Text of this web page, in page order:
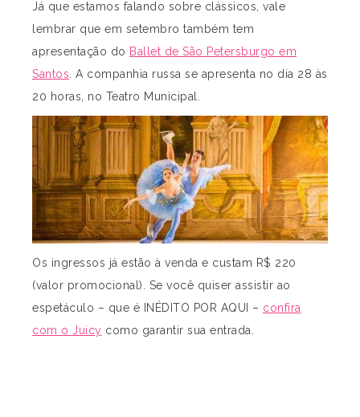
Já que estamos falando sobre clássicos, vale
lembrar que em setembro também tem
apresentação do Ballet de São Petersburgo em
Santos . A companhia russa se apresenta no dia 28 às
20 horas, no Teatro Municipal.
Os ingressos já estão à venda e custam R$ 220
(valor promocional). Se você quiser assistir ao
espetáculo – que é INÉDITO POR AQUI – confira
com o Juicy como garantir sua entrada.